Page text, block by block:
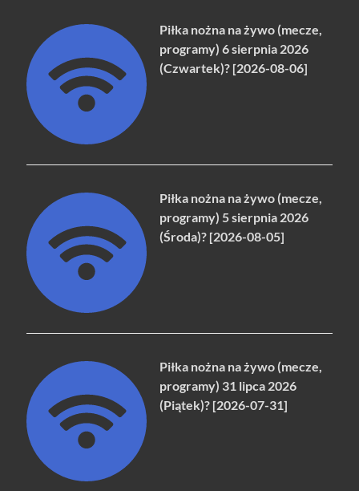
Piłka nożna na żywo (mecze,
programy) 6 sierpnia 2026
(Czwartek)? [2026-08-06]
Piłka nożna na żywo (mecze,
programy) 5 sierpnia 2026
(Środa)? [2026-08-05]
Piłka nożna na żywo (mecze,
programy) 31 lipca 2026
(Piątek)? [2026-07-31]